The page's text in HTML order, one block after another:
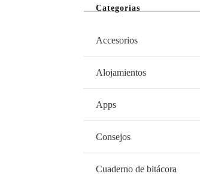
Categorías
Accesorios
Alojamientos
Apps
Consejos
Cuaderno de bitácora